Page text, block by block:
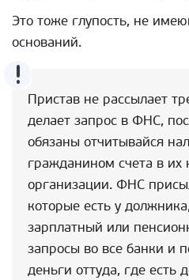
Это тоже глупость, не
оснований.
Пристав не рассылает
делает запрос в ФНС,
обязаны отчитывайся
гражданином счета в их
организации. ФНС
которые есть у
зарплатный или
запросы во все банки и
деньги оттуда, где есть